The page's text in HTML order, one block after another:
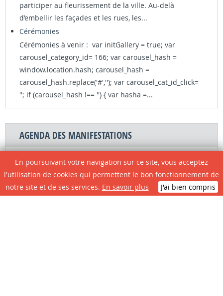
participer au fleurissement de la ville. Au-delà
d’embellir les façades et les rues, les...
Cérémonies
Cérémonies à venir : var initGallery = true; var
carousel_category_id= 166; var carousel_hash =
window.location.hash; carousel_hash =
carousel_hash.replace('#',''); var carousel_cat_id_click=
''; if (carousel_hash !== '') { var hasha =...
AGENDA DES MANIFESTATIONS
Aucun évènement à venir!
Retrouvez toutes les animations de la Ville de
Casteljaloux ici !
En poursuivant votre navigation sur ce site, vous acceptez
l'utilisation de cookies qui permettent le bon fonctionnement de
notre site et de ses services. En savoir plus J'ai bien compris